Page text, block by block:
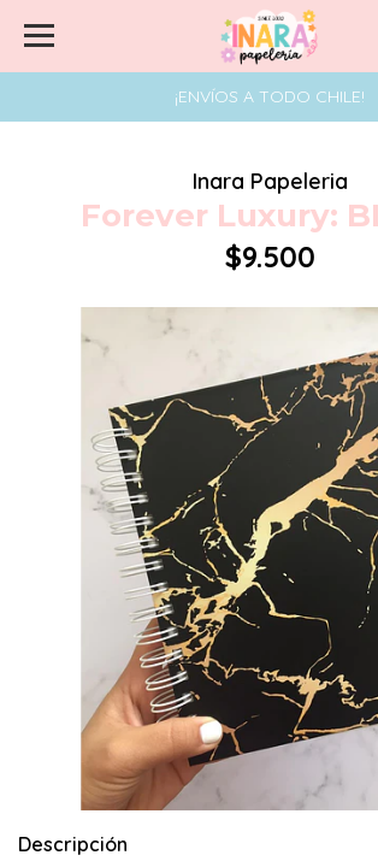
¡ENVÍOS A TODO CHILE!
Inara Papeleria
Forever Luxury:
$9.500
Descripción